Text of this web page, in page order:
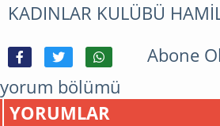
KADINLAR KULÜBÜ
Abone Ol
yorum bölümü
YORUMLAR